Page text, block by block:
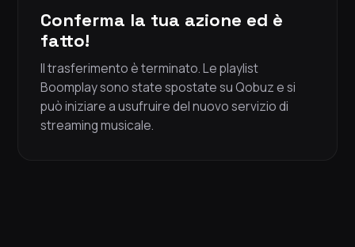
Conferma la tua azione ed è
fatto!
Il trasferimento è terminato. Le playlist
Boomplay sono state spostate su Qobuz e si
può iniziare a usufruire del nuovo servizio di
streaming musicale.